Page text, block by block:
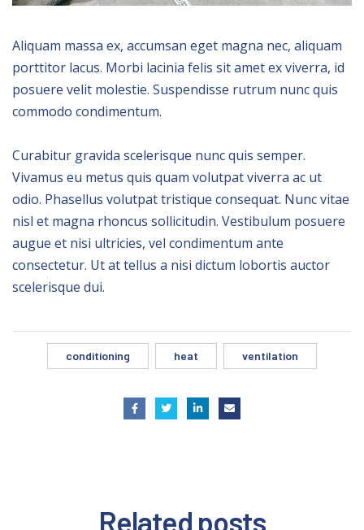
Aliquam massa ex, accumsan eget magna nec, aliquam
porttitor lacus. Morbi lacinia felis sit amet ex viverra, id
posuere velit molestie. Suspendisse rutrum nunc quis
commodo condimentum.
Curabitur gravida scelerisque nunc quis semper.
Vivamus eu metus quis quam volutpat viverra ac ut
odio. Phasellus volutpat tristique consequat. Nunc vitae
nisl et magna rhoncus sollicitudin. Vestibulum posuere
augue et nisi ultricies, vel condimentum ante
consectetur. Ut at tellus a nisi dictum lobortis auctor
scelerisque dui.
conditioning heat ventilation
Related posts